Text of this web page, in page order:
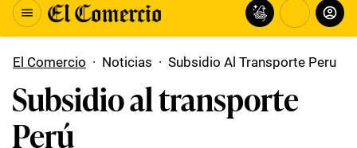
El Comercio · Noticias · Subsidio Al Transporte Peru
Subsidio al transporte
Perú